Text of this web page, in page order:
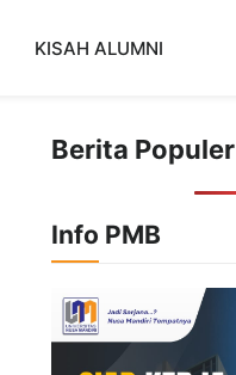
KISAH ALUMNI
Berita Populer
Info PMB